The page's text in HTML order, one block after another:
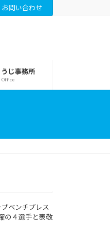
お問い合わせ
じ事務所
Office
ベンチプレス
の４選手と表敬